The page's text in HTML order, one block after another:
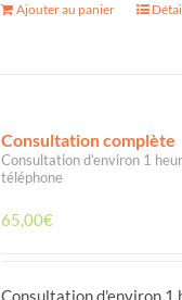
Ajouter au panier
Consultation complète
Consultation d’environ 1
téléphone
65,00€
Consultation d'environ 1